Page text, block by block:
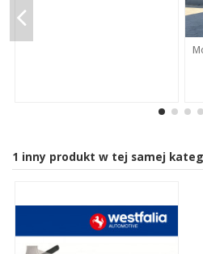
1 inny produkt w tej samej